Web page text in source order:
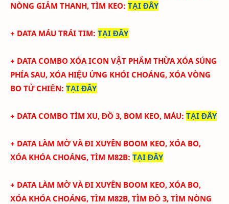
NÒNG GIẢM THANH, TÌM KEO: TẠI ĐÂY
+ DATA MÁU TRÁI TIM: TẠI ĐÂY
+ DATA COMBO XÓA ICON VẬT PHẨM THỪA XÓA SÚNG
PHÍA SAU, XÓA HIỆU ỨNG KHÓI CHOÁNG, XÓA VÒNG
BO TỬ CHIẾN: TẠI ĐÂY
+ DATA COMBO TÌM XU, ĐỒ 3, BOM KEO, MÁU: TẠI ĐÂY
+ DATA LÀM MỜ VÀ ĐI XUYÊN BOOM KEO, XÓA BO,
XÓA KHÓA CHOÁNG, TÌM M82B: TẠI ĐÂY
+ DATA LÀM MỜ VÀ ĐI XUYÊN BOOM KEO, XÓA BO,
XÓA KHÓA CHOÁNG, TÌM M82B, TÌM ĐỒ 3, TÌM NÒNG